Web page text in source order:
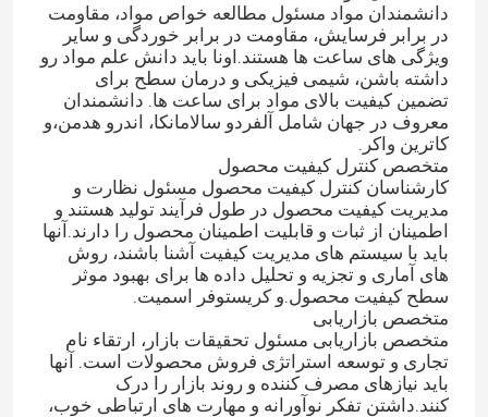
خونه
محصولات
دانشمندان مواد مسئول مطالعه خواص مواد، مقاومت
در برابر فرسایش، مقاومت در برابر خوردگی و سایر
ویژگی های ساعت ها هستند.اونا بايد دانش علم مواد رو
داشته باشن، شیمی فیزیکی و درمان سطح برای
تضمین کیفیت بالای مواد برای ساعت ها. دانشمندان
معروف در جهان شامل آلفردو سالامانکا، اندرو هدمن،و
کاترین واکر.
متخصص کنترل کیفیت محصول
کارشناسان کنترل کیفیت محصول مسئول نظارت و
مدیریت کیفیت محصول در طول فرآیند تولید هستند و
اطمینان از ثبات و قابلیت اطمینان محصول را دارند.آنها
باید با سیستم های مدیریت کیفیت آشنا باشند، روش
های آماری و تجزیه و تحلیل داده ها برای بهبود موثر
سطح کیفیت محصول.و کریستوفر اسمیت.
متخصص بازاریابی
متخصص بازاریابی مسئول تحقیقات بازار، ارتقاء نام
تجاری و توسعه استراتژی فروش محصولات است. آنها
باید نیازهای مصرف کننده و روند بازار را درک
کنند.داشتن تفکر نوآورانه و مهارت های ارتباطی خوب،